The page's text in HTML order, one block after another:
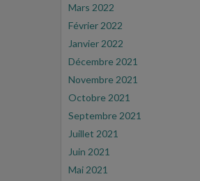
Mars 2022
Février 2022
Janvier 2022
Décembre 2021
Novembre 2021
Octobre 2021
Septembre 2021
Juillet 2021
Juin 2021
Mai 2021